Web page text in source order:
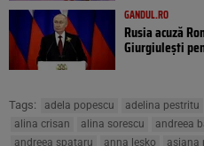
GANDUL.RO
Rusia acuză
Giurgiulești
Tags: adela popescu adelina pestritu
alina crisan
alina sorescu andreea
andreea spataru
anna lesko asiana